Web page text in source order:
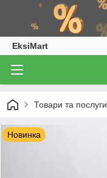
EksiMart
Товари та послуги
Новинка